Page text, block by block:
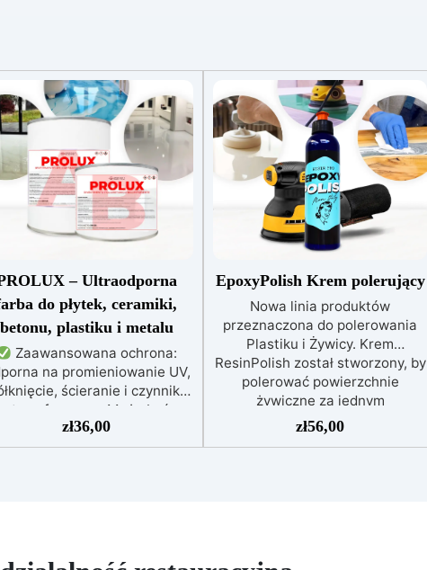
– Ultraodporna
do płytek, ceramiki,
betonu, plastiku i metalu
Zaawansowana ochrona:
na promieniowanie UV,
ścieranie i czynniki
atmosferyczne. Może być
nakładana bezpośrednio na
beton, metal lub inne
Wszechstronne i
zł36,00
EpoxyPolish Krem polerujący
Nowa linia produktów
przeznaczona do polerowania
Plastiku i Żywicy. Krem
ResinPolish został stworzony, by
polerować powierzchnie
żywiczne za jednym
pociągnięciem. Jest również
idealny do szybkiego usuwania
zł56,00